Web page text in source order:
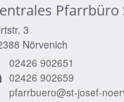
Pfarrbüro
3
Nörvenich
02426 902651
02426 902659
pfarrbuero@st-josef-